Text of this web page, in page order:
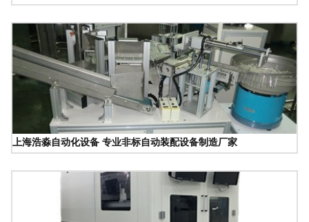
上海浩淼自动化设备 专业非标自动装配设备制造厂家